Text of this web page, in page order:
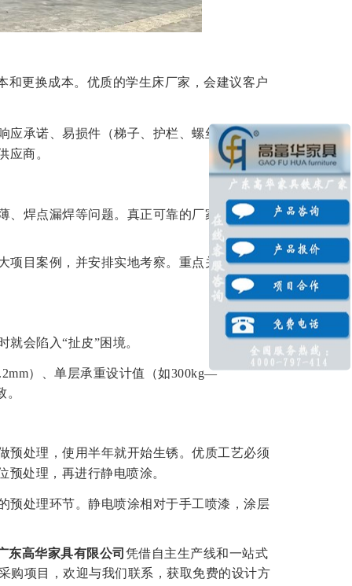
和更换成本。优质的学生床厂家，会建议客户
应承诺 、易损件（梯子、护栏、螺丝）的更换
应商。
焊点漏焊等问题。真正可靠的厂家，敢于让
项目案例，并安排实地考察。重点关注生产线
就会陷入“扯皮”困境。
2mm）、单层承重设计值（如300kg—
预处理，使用半年就开始生锈。优质工艺必须
预处理，再进行静电喷涂。
预处理环节。静电喷涂相对于手工喷漆，涂层
东高华家具有限公司 凭借自主生产线和一站式
购项目，欢迎与我们联系，获取免费的设计方